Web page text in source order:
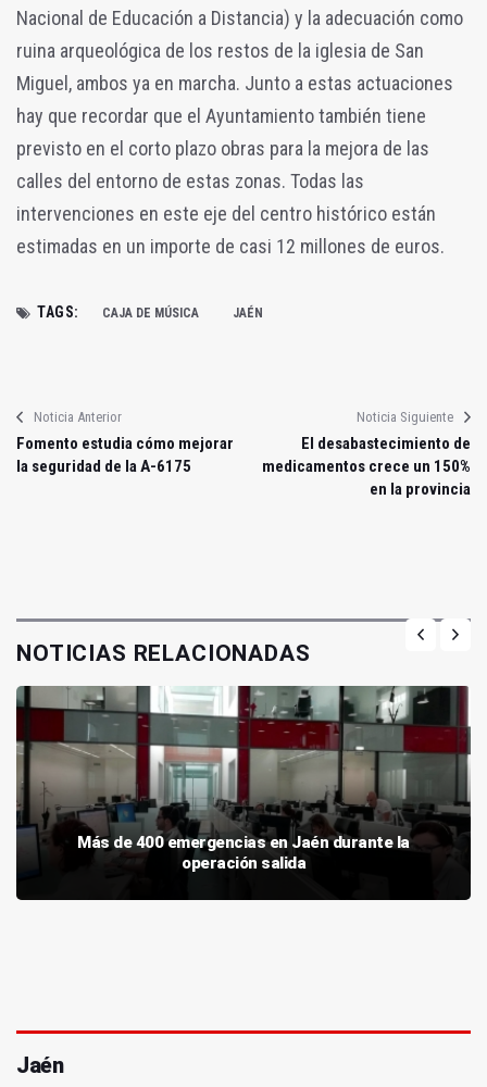
Nacional de Educación a Distancia) y la adecuación como
ruina arqueológica de los restos de la iglesia de San
Miguel, ambos ya en marcha. Junto a estas actuaciones
hay que recordar que el Ayuntamiento también tiene
previsto en el corto plazo obras para la mejora de las
calles del entorno de estas zonas. Todas las
intervenciones en este eje del centro histórico están
estimadas en un importe de casi 12 millones de euros.
TAGS: CAJA DE MÚSICA JAÉN
Noticia Anterior
Fomento estudia cómo mejorar
la seguridad de la A-6175
Noticia Siguiente
El desabastecimiento de
medicamentos crece un 150%
en la provincia
NOTICIAS RELACIONADAS
Más de 400 emergencias en Jaén durante la
operación salida
Jaén